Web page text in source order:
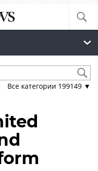
Все категории 199149 ▼